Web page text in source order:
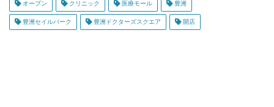
オープン クリニック 医療モール 豊洲
豊洲セイルパーク 豊洲ドクターズスクエア 開店